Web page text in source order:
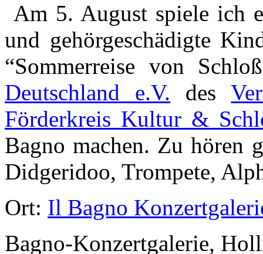
Am 5. August spiele ich
und gehörgeschädigte
“Sommerreise von
Deutschland e.V. des
Förderkreis Kultur &
Bagno machen. Zu hören
Didgeridoo, Trompete,
Ort: Il Bagno
Bagno-Konzertgalerie,